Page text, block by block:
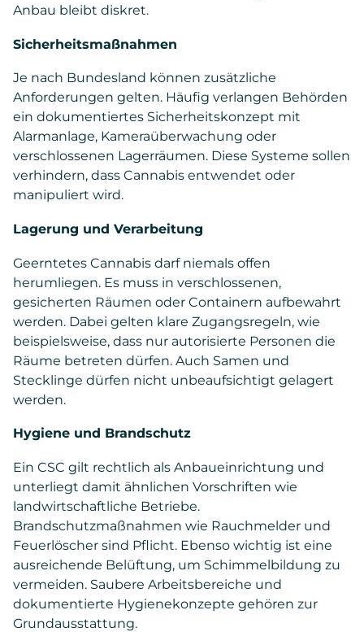
Anbau bleibt diskret.
Sicherheitsmaßnahmen
Je nach Bundesland können zusätzliche
Anforderungen gelten. Häufig verlangen Behörden
ein dokumentiertes Sicherheitskonzept mit
Alarmanlage, Kameraüberwachung oder
verschlossenen Lagerräumen. Diese Systeme sollen
verhindern, dass Cannabis entwendet oder
manipuliert wird.
Lagerung und Verarbeitung
Geerntetes Cannabis darf niemals offen
herumliegen. Es muss in verschlossenen,
gesicherten Räumen oder Containern aufbewahrt
werden. Dabei gelten klare Zugangsregeln, wie
beispielsweise, dass nur autorisierte Personen die
Räume betreten dürfen. Auch Samen und
Stecklinge dürfen nicht unbeaufsichtigt gelagert
werden.
Hygiene und Brandschutz
Ein CSC gilt rechtlich als Anbaueinrichtung und
unterliegt damit ähnlichen Vorschriften wie
landwirtschaftliche Betriebe.
Brandschutzmaßnahmen wie Rauchmelder und
Feuerlöscher sind Pflicht. Ebenso wichtig ist eine
ausreichende Belüftung, um Schimmelbildung zu
vermeiden. Saubere Arbeitsbereiche und
dokumentierte Hygienekonzepte gehören zur
Grundausstattung.